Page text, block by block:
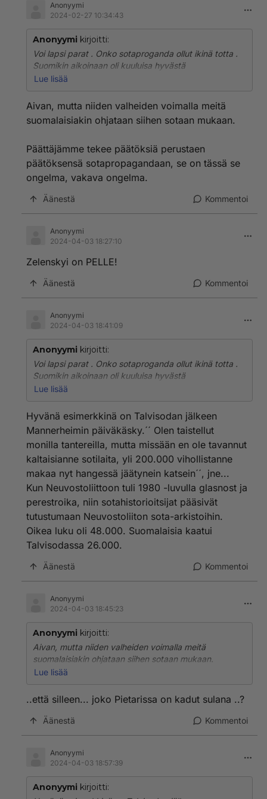
Anonyymi
2024-02-27 10:34:43
Anonyymi kirjoitti:
Voi lapsi parat . Onko sotaproganda ollut ikinä totta .
Suomikin aikoinaan oli kuuluisa hyvästä
sotaprogandasta . Aina vasta sotien jälkeen puhutaan
Lue lisää
Aivan, mutta niiden valheiden voimalla meitä
suomalaisiakin ohjataan siihen sotaan mukaan.
Päättäjämme tekee päätöksiä perustaen
päätöksensä sotapropagandaan, se on tässä se
ongelma, vakava ongelma.
Äänestä Kommentoi
Anonyymi
2024-04-03 18:27:10
Zelenskyi on PELLE!
Äänestä Kommentoi
Anonyymi
2024-04-03 18:41:09
Anonyymi kirjoitti:
Voi lapsi parat . Onko sotaproganda ollut ikinä totta .
Suomikin aikoinaan oli kuuluisa hyvästä
sotaprogandasta . Aina vasta sotien jälkeen puhutaan
Lue lisää
Hyvänä esimerkkinä on Talvisodan jälkeen
Mannerheimin päiväkäsky.´´ Olen taistellut
monilla tantereilla, mutta missään en ole tavannut
kaltaisianne sotilaita, yli 200.000 vihollistanne
makaa nyt hangessä jäätynein katsein´´, jne...
Kun Neuvostoliittoon tuli 1980 -luvulla glasnost ja
perestroika, niin sotahistorioitsijat pääsivät
tutustumaan Neuvostoliiton sota-arkistoihin.
Oikea luku oli 48.000. Suomalaisia kaatui
Talvisodassa 26.000.
Äänestä Kommentoi
Anonyymi
2024-04-03 18:45:23
Anonyymi kirjoitti:
Aivan, mutta niiden valheiden voimalla meitä
suomalaisiakin ohjataan siihen sotaan mukaan.
sotapropagandaan, se on tässä se ongelma, vakava
Lue lisää
..että silleen... joko Pietarissa on kadut sulana ..?
Äänestä Kommentoi
Anonyymi
2024-04-03 18:57:39
Anonyymi kirjoitti: